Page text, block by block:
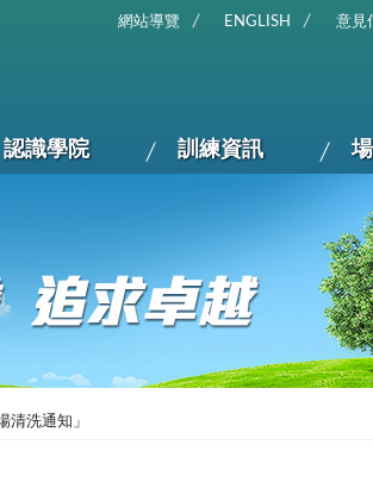
網站導覽 ENGLISH 意見
認識學院 訓練資訊
清洗通知」